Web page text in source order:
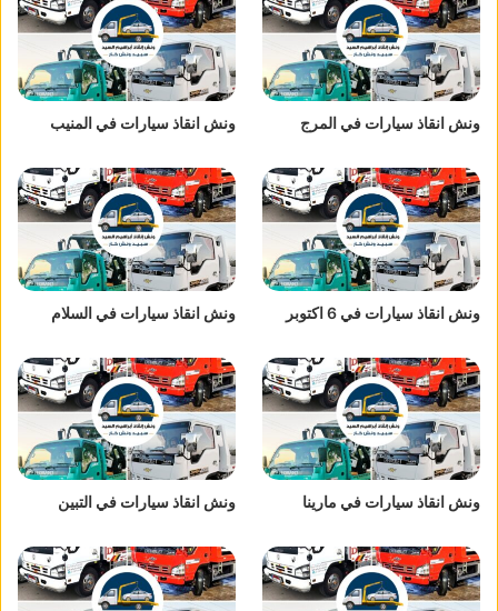
ونش انقاذ سيارات في المرج ونش انقاذ سيارات في المنيب
ونش انقاذ سيارات في 6 اكتوبر ونش انقاذ سيارات في السلام
ونش انقاذ سيارات في مارينا ونش انقاذ سيارات في التبين